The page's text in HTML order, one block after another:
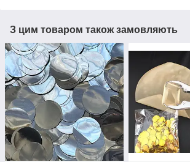
З цим товаром також замовляють